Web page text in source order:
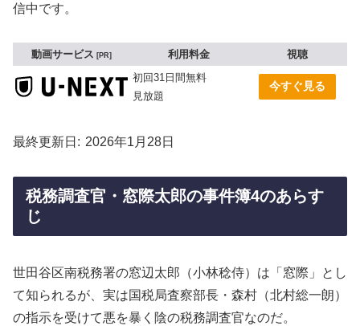
信中です。
動画サービス PR 利用料金
視聴
初回31日間無料
見放題
今すぐ見る
最終更新日 2026年1月28日
税務調査官・窓際太郎の事件簿4のあらす
じ
世田谷区南税務署の窓辺太郎（小林稔侍）は「窓際」とし
て知られるが、実は国税局査察部長・森村（北村総一朗）
の指示を受けて悪を暴く陰の税務調査官なのだ。